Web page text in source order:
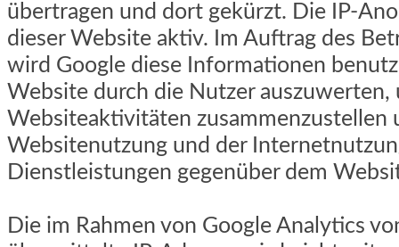
übertragen und dort gekürzt. Die IP-
dieser Website aktiv. Im Auftrag des
wird Google diese Informationen
Website durch die Nutzer auszuwerten,
Websiteaktivitäten zusammenzustellen
Websitenutzung und der
Dienstleistungen gegenüber dem
Die im Rahmen von Google Analytics